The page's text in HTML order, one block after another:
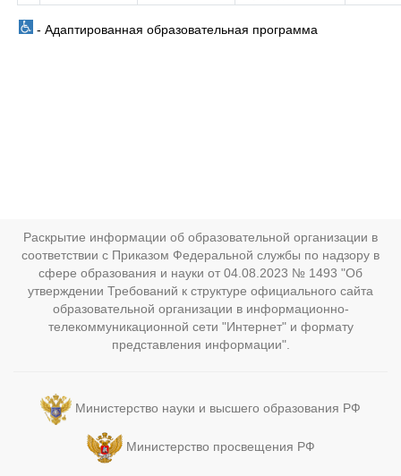
- Адаптированная образовательная программа
Раскрытие информации об образовательной организации в
соответствии с Приказом Федеральной службы по надзору в
сфере образования и науки от 04.08.2023 № 1493 "Об
утверждении Требований к структуре официального сайта
образовательной организации в информационно-
телекоммуникационной сети "Интернет" и формату
представления информации".
Министерство науки и высшего образования РФ
Министерство просвещения РФ